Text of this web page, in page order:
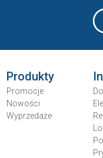
Produkty
Promocje
Nowości
Wyprzedaże